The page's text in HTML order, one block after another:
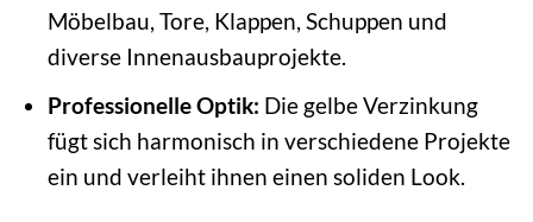
Möbelbau, Tore, Klappen, Schuppen und
diverse Innenausbauprojekte.
Professionelle Optik: Die gelbe Verzinkung
fügt sich harmonisch in verschiedene Projekte
ein und verleiht ihnen einen soliden Look.